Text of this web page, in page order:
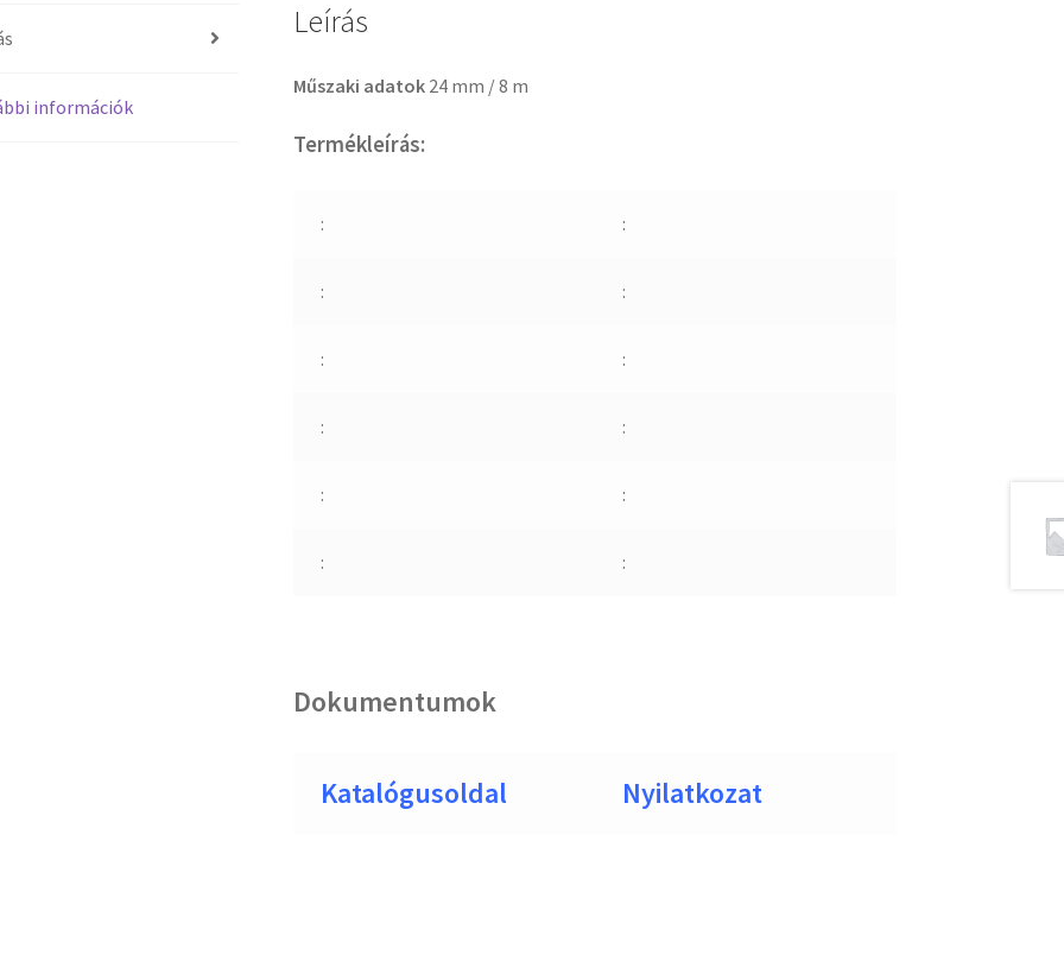
információk
Leírás
Műszaki adatok 24 mm / 8 m
Termékleírás:
: :
: :
: :
: :
: :
: :
Dokumentumok
Katalógusoldal Nyilatkozat